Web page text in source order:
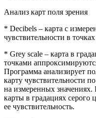
Анализ карт поля зрения
* Dесibеls – карта с
чувствительности в
* Grеy sсаlе – карта в
точками
Программа анализирует
карту чувствительности
на измеренных значениях.
карты в градациях серого
ее чувствительность.